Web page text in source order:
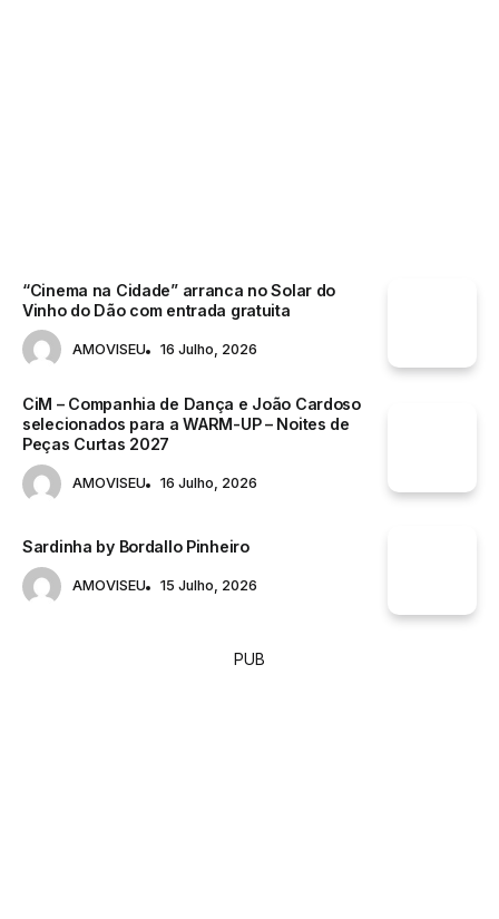
“Cinema na Cidade” arranca no Solar do
Vinho do Dão com entrada gratuita
AMOVISEU 16 Julho, 2026
CiM – Companhia de Dança e João Cardoso
selecionados para a WARM-UP – Noites de
Peças Curtas 2027
AMOVISEU 16 Julho, 2026
Sardinha by Bordallo Pinheiro
AMOVISEU 15 Julho, 2026
PUB